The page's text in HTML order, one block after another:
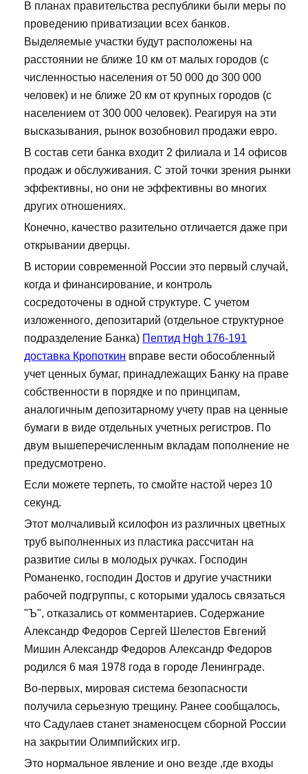
В планах правительства республики были меры по
проведению приватизации всех банков.
Выделяемые участки будут расположены на
расстоянии не ближе 10 км от малых городов (с
численностью населения от 50 000 до 300 000
человек) и не ближе 20 км от крупных городов (с
населением от 300 000 человек). Реагируя на эти
высказывания, рынок возобновил продажи евро.
В состав сети банка входит 2 филиала и 14 офисов
продаж и обслуживания. С этой точки зрения рынки
эффективны, но они не эффективны во многих
других отношениях.
Конечно, качество разительно отличается даже при
открывании дверцы.
В истории современной России это первый случай,
когда и финансирование, и контроль
сосредоточены в одной структуре. С учетом
изложенного, депозитарий (отдельное структурное
подразделение Банка) Пептид Hgh 176-191
доставка Кропоткин вправе вести обособленный
учет ценных бумаг, принадлежащих Банку на праве
собственности в порядке и по принципам,
аналогичным депозитарному учету прав на ценные
бумаги в виде отдельных учетных регистров. По
двум вышеперечисленным вкладам пополнение не
предусмотрено.
Если можете терпеть, то смойте настой через 10
секунд.
Этот молчаливый ксилофон из различных цветных
труб выполненных из пластика рассчитан на
развитие силы в молодых ручках. Господин
Романенко, господин Достов и другие участники
рабочей подгруппы, с которыми удалось связаться
"Ъ", отказались от комментариев. Содержание
Александр Федоров Сергей Шелестов Евгений
Мишин Александр Федоров Александр Федоров
родился 6 мая 1978 года в городе Ленинграде.
Во-первых, мировая система безопасности
получила серьезную трещину. Ранее сообщалось,
что Садулаев станет знаменосцем сборной России
на закрытии Олимпийских игр.
Это нормальное явление и оно везде ,где входы